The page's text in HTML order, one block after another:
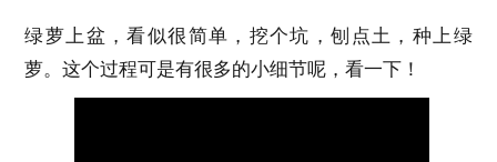
绿萝上盆，看似很简单，挖个坑，刨点土，种上绿
萝。这个过程可是有很多的小细节呢，看一下！